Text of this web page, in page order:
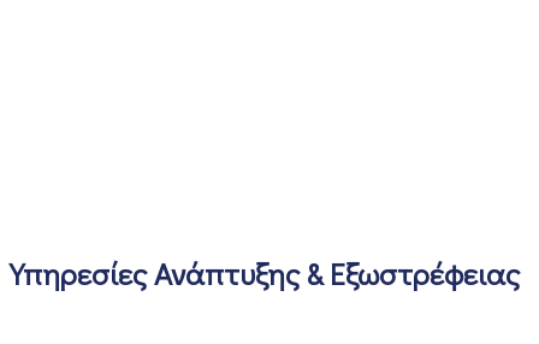
Υπηρεσίες Ανάπτυξης & Εξωστρέφειας